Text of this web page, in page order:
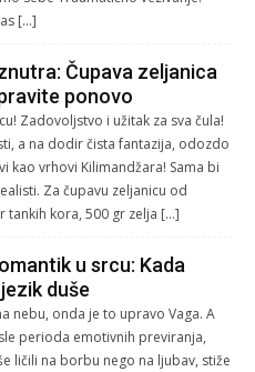
[…]
Čupava zeljanica
ponovo
Zadovoljstvo i užitak za sva čula!
a na dodir čista fantazija, odozdo
kao vrhovi Kilimandžara! Sama bi
Za čupavu zeljanicu od
tankih kora, 500 gr zelja […]
u srcu: Kada
duše
nebu, onda je to upravo Vaga. A
perioda emotivnih previranja,
ličili na borbu nego na ljubav, stiže